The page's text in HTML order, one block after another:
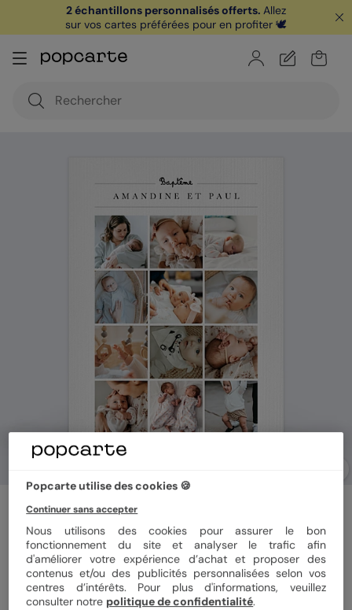
offerte avec le code
je télécharge
2 échantillons personnalisés offerts. Allez
sur vos cartes préférées pour en profiter 🕊️
Faire-part baptême
Baptême Jumeaux
Format 12x17 cm
Popcarte utilise des cookies 🍪
Continuer sans accepter
Nous utilisons des cookies pour assurer le bon
fonctionnement du site et analyser le trafic afin
d'améliorer votre expérience d’achat et proposer des
contenus et/ou des publicités personnalisées selon vos
centres d’intérêts. Pour plus d'informations, veuillez
consulter notre politique de confidentialité.